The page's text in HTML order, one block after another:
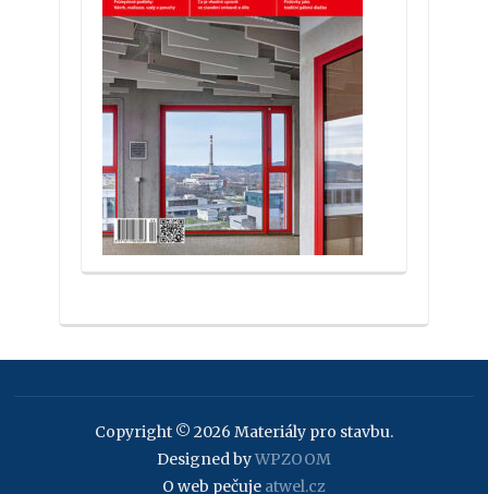
Copyright © 2026 Materiály pro stavbu.
Designed byWPZOOM
O web pečuje atwel.cz